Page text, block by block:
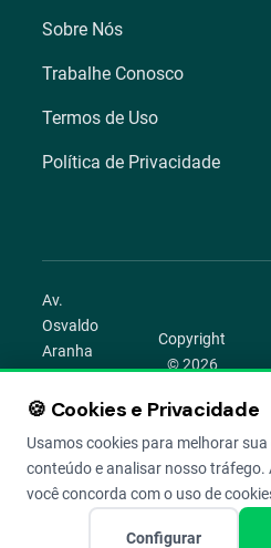
Sobre Nós
Trabalhe Conosco
Termos de Uso
Política de Privacidade
Av.
Osvaldo
Aranha
1022 –
Bom
Porto
Alegre –
RS
Copyright
© 2026
Todos os
direitos
reservados.
🍪 Cookies e Privacidade
Usamos cookies para melhorar
conteúdo e analisar nosso tráfego.
você concorda com o uso de
Configurar